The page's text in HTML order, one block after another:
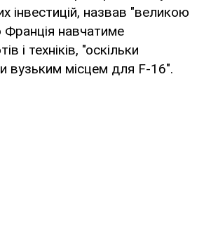
інвестицій, назвав "великою
навчатиме
і техніків, "оскільки
вузьким місцем для F-16".